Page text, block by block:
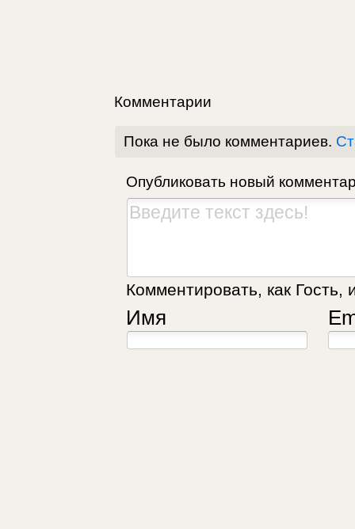
Комментарии
Пока не было комментариев.
Опубликовать новый
Комментировать, как Гость,
Имя